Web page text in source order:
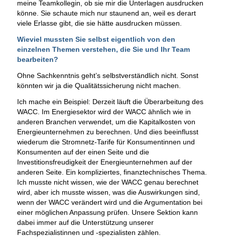
meine Teamkollegin, ob sie mir die Unterlagen ausdrucken
könne. Sie schaute mich nur staunend an, weil es derart
viele Erlasse gibt, die sie hätte ausdrucken müssen.
Wieviel mussten Sie selbst eigentlich von den
einzelnen Themen verstehen, die Sie und Ihr Team
bearbeiten?
Ohne Sachkenntnis geht’s selbstverständlich nicht. Sonst
könnten wir ja die Qualitätssicherung nicht machen.
Ich mache ein Beispiel: Derzeit läuft die Überarbeitung des
WACC. Im Energiesektor wird der WACC ähnlich wie in
anderen Branchen verwendet, um die Kapitalkosten von
Energieunternehmen zu berechnen. Und dies beeinflusst
wiederum die Stromnetz-Tarife für Konsumentinnen und
Konsumenten auf der einen Seite und die
Investitionsfreudigkeit der Energieunternehmen auf der
anderen Seite. Ein kompliziertes, finanztechnisches Thema.
Ich musste nicht wissen, wie der WACC genau berechnet
wird, aber ich musste wissen, was die Auswirkungen sind,
wenn der WACC verändert wird und die Argumentation bei
einer möglichen Anpassung prüfen. Unsere Sektion kann
dabei immer auf die Unterstützung unserer
Fachspezialistinnen und -spezialisten zählen.